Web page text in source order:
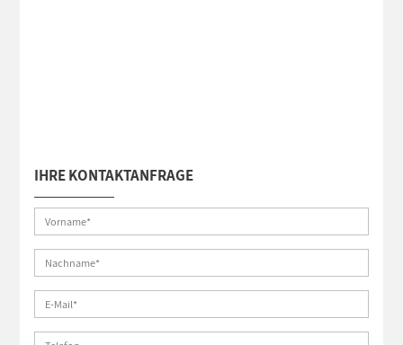
IHRE KONTAKTANFRAGE